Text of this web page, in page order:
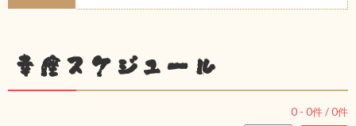
幸座スケジュール
0 - 0件 /0件